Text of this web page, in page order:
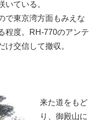
いている。
で東京湾方面もみえな
程度。RH-770のアンテ
交信して撤収。
来た道をもど
り、御殿山に